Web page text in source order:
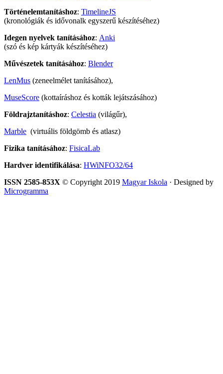
Történelemtanításhoz: TimelineJS
(kronológiák és idővonalk egyszerű készítéséhez)
Idegen nyelvek tanításához: Anki
(szó és kép kártyák készítéséhez)
Művészetek tanításához: Blender
LenMus (zeneelmélet tanításához),
MuseScore (kottaíráshoz és kották lejátszásához)
Földrajztanításhoz: Celestia (világűr),
Marble (virtuális földgömb és atlasz)
Fizika tanításához: FisicaLab
Hardver identifikálása: HWiNFO32/64
ISSN 2585-853X © Copyright 2019 Magyar Iskola · Designed by
Microgramma